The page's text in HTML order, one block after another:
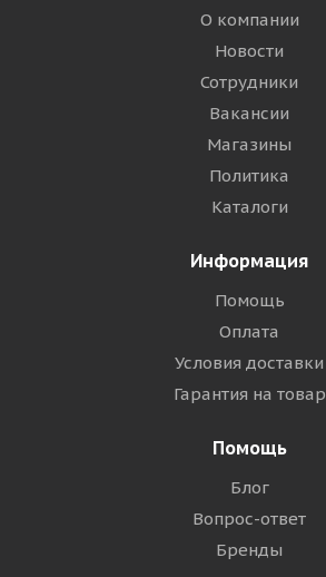
О компании
Новости
Сотрудники
Вакансии
Магазины
Политика
Каталоги
Информация
Помощь
Оплата
Условия доставки
Гарантия на товар
Помощь
Блог
Вопрос-ответ
Бренды